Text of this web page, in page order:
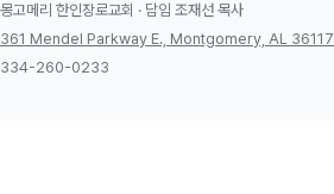
몽고메리 한인장로교회 · 담임 조재선 목사
361 Mendel Parkway E., Montgomery, AL 36117
334-260-0233